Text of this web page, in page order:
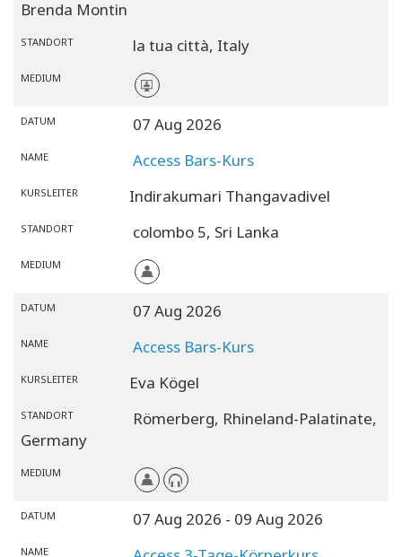
Brenda Montin
STANDORT la tua città, Italy
MEDIUM
DATUM 07 Aug 2026
NAME Access Bars-Kurs
KURSLEITER Indirakumari Thangavadivel
STANDORT colombo 5, Sri Lanka
MEDIUM
DATUM 07 Aug 2026
NAME Access Bars-Kurs
KURSLEITER Eva Kögel
STANDORT Römerberg, Rhineland-Palatinate,
Germany
MEDIUM
DATUM 07 Aug 2026 - 09 Aug 2026
NAME